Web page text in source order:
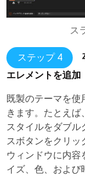
ス
ステップ 4
エレメントを追加
既製のテーマを使
きます。たとえば
スタイルをダブル
スボタンをクリッ
ウィンドウに内容
イズ、色、および